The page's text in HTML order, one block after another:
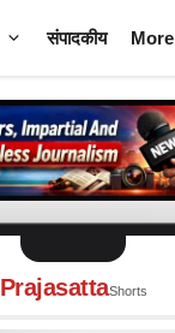
संपादकीय More
PrajasattaShorts